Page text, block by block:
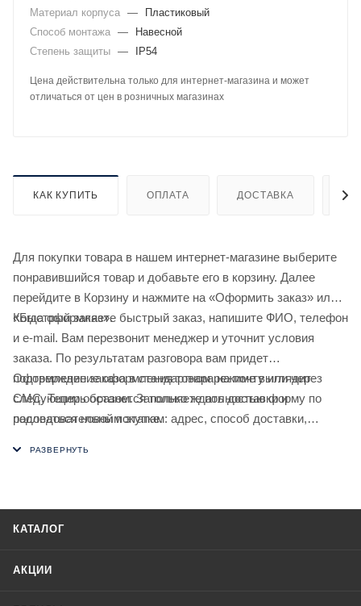
Материал корпуса —
Пластиковый
Способ монтажа —
Навесной
Степень защиты — IP54
Цена действительна только для интернет-магазина и может
отличаться от цен в розничных магазинах
КАК КУПИТЬ ОПЛАТА ДОСТАВКА
Для покупки товара в нашем интернет-магазине выберите
понравившийся товар и добавьте его в корзину. Далее
перейдите в Корзину и нажмите на «Оформить заказ» или
«Быстрый заказ».
Когда оформляете быстрый заказ, напишите ФИО, телефон
и e-mail. Вам перезвонит менеджер и уточнит условия
заказа. По результатам разговора вам придет
подтверждение оформления товара на почту или через
СМС. Теперь останется только ждать доставки и
радоваться новой покупке.
Оформление заказа в стандартном режиме выглядит
следующим образом. Заполняете полностью форму по
последовательным этапам: адрес, способ доставки,
КАТАЛОГ
АКЦИИ